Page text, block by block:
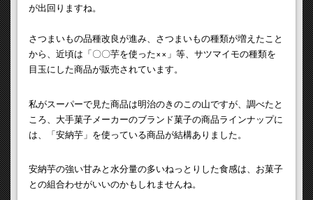
が出回りますね。
さつまいもの品種改良が進み、さつまいもの種類が増えたこと
から、近頃は「〇〇芋を使った××」等、サツマイモの種類を
目玉にした商品が販売されています。
私がスーパーで見た商品は明治のきのこの山ですが、調べたと
ころ、大手菓子メーカーのブランド菓子の商品ラインナップに
は、「安納芋」を使っている商品が結構ありました。
安納芋の強い甘みと水分量の多いねっとりした食感は、お菓子
との組合わせがいいのかもしれませんね。